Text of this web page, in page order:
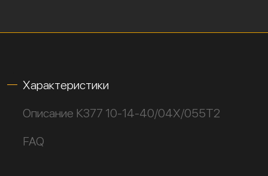
Характеристики
Описание К377 10-14-40/04Х/055Т2
FAQ